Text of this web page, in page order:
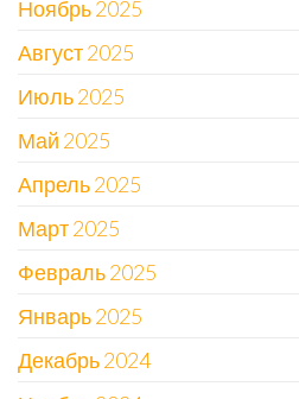
Ноябрь 2025
Август 2025
Июль 2025
Май 2025
Апрель 2025
Март 2025
Февраль 2025
Январь 2025
Декабрь 2024